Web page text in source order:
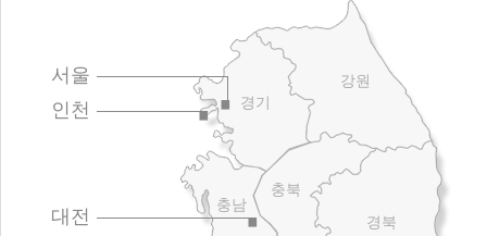
서울
인천
대전
경기
강원
충남
충북
경북